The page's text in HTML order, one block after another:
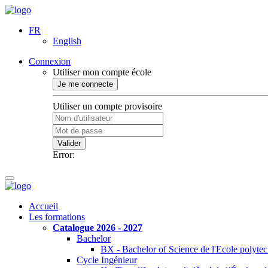
FR
English
Connexion
Utiliser mon compte école
Je me connecte
Utiliser un compte provisoire
Valider
Error:
Accueil
Les formations
Catalogue 2026 - 2027
Bachelor
BX - Bachelor of Science de l'Ecole
Cycle Ingénieur